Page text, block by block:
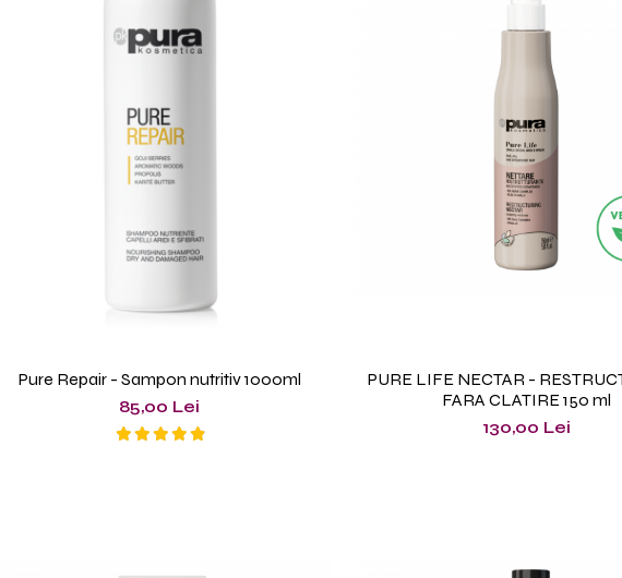
Pure Repair - Sampon nutritiv 1000ml
85,00 Lei
PURE LIFE NECTAR -
FARA CLATIRE 150 ml
130,00 Lei